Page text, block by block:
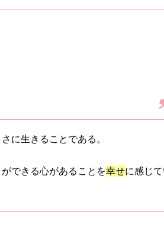
に生きることである。
できる心があることを幸せに感じ